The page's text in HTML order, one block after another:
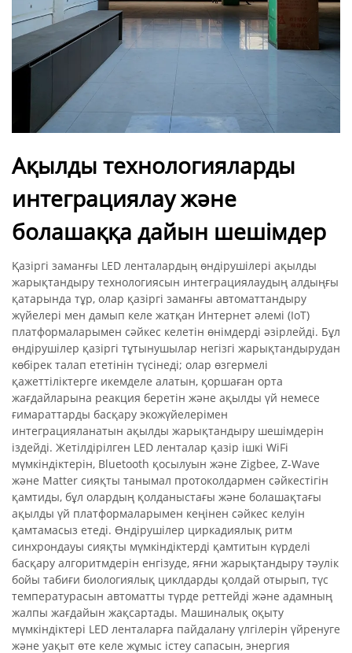
Ақылды технологияларды
интеграциялау және
болашаққа дайын шешімдер
Қазіргі заманғы LED ленталардың өндірушілері ақылды
жарықтандыру технологиясын интеграциялаудың алдыңғы
қатарында тұр, олар қазіргі заманғы автоматтандыру
жүйелері мен дамып келе жатқан Интернет әлемі (IoT)
платформаларымен сәйкес келетін өнімдерді әзірлейді. Бұл
өндірушілер қазіргі тұтынушылар негізгі жарықтандырудан
көбірек талап ететінін түсінеді; олар өзгермелі
қажеттіліктерге икемделе алатын, қоршаған орта
жағдайларына реакция беретін және ақылды үй немесе
ғимараттарды басқару экожүйелерімен
интеграцияланатын ақылды жарықтандыру шешімдерін
іздейді. Жетілдірілген LED ленталар қазір ішкі WiFi
мүмкіндіктерін, Bluetooth қосылуын және Zigbee, Z-Wave
және Matter сияқты танымал протоколдармен сәйкестігін
қамтиды, бұл олардың қолданыстағы және болашақтағы
ақылды үй платформаларымен кеңінен сәйкес келуін
қамтамасыз етеді. Өндірушілер циркадиялық ритм
синхрондауы сияқты мүмкіндіктерді қамтитын күрделі
басқару алгоритмдерін енгізуде, яғни жарықтандыру тәулік
бойы табиғи биологиялық циклдарды қолдай отырып, түс
температурасын автоматты түрде реттейді және адамның
жалпы жағдайын жақсартады. Машиналық оқыту
мүмкіндіктері LED ленталарға пайдалану үлгілерін үйренуге
және уақыт өте келе жұмыс істеу сапасын, энергия